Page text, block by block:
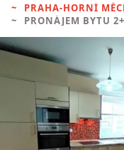
PRAHA-HORNÍ
PRONÁJEM BYTU